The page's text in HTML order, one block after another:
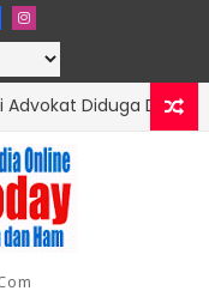
Diduga Dilecehkan